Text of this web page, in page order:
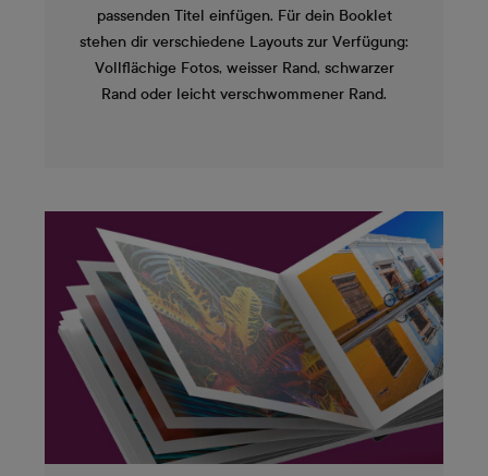
passenden Titel einfügen. Für dein Booklet
stehen dir verschiedene Layouts zur Verfügung:
Vollflächige Fotos, weisser Rand, schwarzer
Rand oder leicht verschwommener Rand.